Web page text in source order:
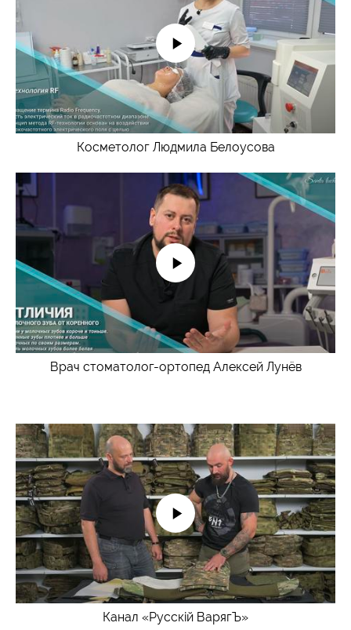
Косметолог Людмила Белоусова
Врач стоматолог-ортопед Алексей Лунёв
Канал «Русскiй ВарягЪ»